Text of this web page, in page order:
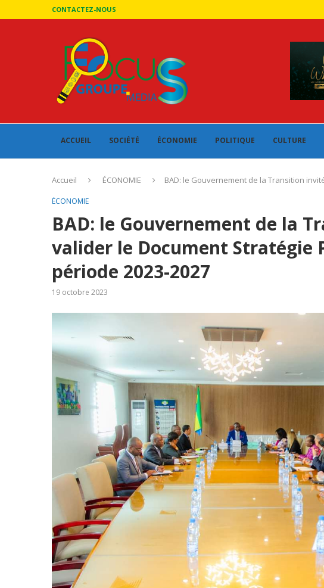
CONTACTEZ-NOUS
ACCUEIL SOCIÉTÉ ÉCONOMIE POLITIQUE CULTURE
Accueil ÉCONOMIE BAD: le Gouvernement de la Transition
ÉCONOMIE
BAD: le Gouvernement de la
valider le Document Stratégie
période 2023-2027
19 octobre 2023